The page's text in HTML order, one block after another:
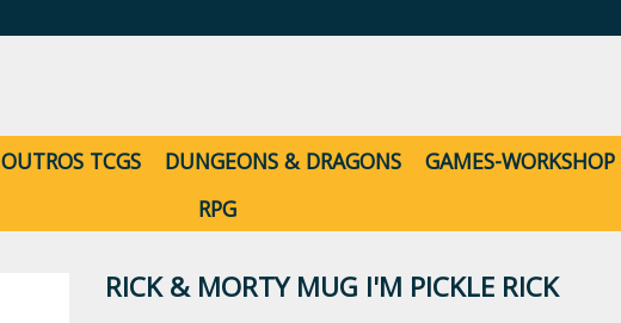
OUTROS TCGS DUNGEONS & DRAGONS GAMES-WORKSHOP
RPG
RICK & MORTY MUG I'M PICKLE RICK